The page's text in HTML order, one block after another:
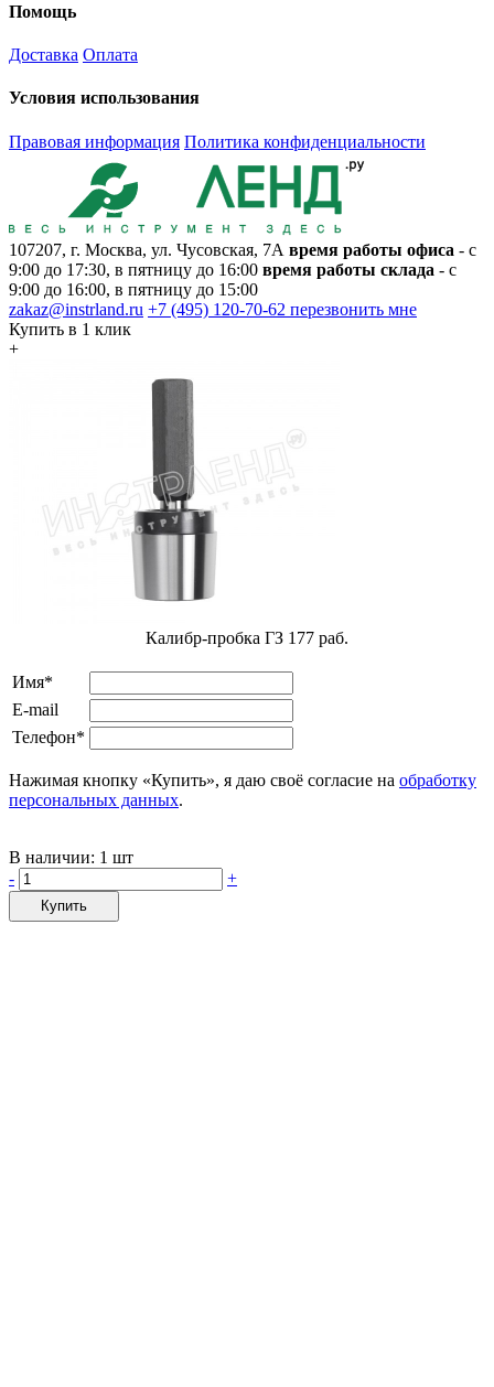
Помощь
Доставка Оплата
Условия использования
Правовая информация Политика конфиденциальности
107207, г. Москва, ул. Чусовская, 7А время работы офиса - с
9:00 до 17:30, в пятницу до 16:00 время работы склада - с
9:00 до 16:00, в пятницу до 15:00
zakaz@instrland.ru +7 (495) 120-70-62 перезвонить мне
Купить в 1 клик
+
Калибр-пробка ГЗ 177 раб.
Имя*
E-mail
Телефон*
Нажимая кнопку «Купить», я даю своё согласие на обработку
персональных данных.
В наличии: 1 шт
-
+
Купить